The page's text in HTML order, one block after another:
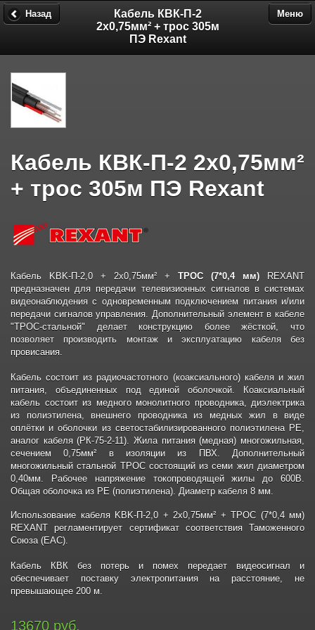
Кабель КВК-П-2
2х0,75мм² + трос 305м
ПЭ Rexant
Назад Меню
Кабель КВК-П-2 2х0,75мм²
+ трос 305м ПЭ Rexant
Кабель KBK-П-2,0 + 2х0,75мм² + ТРОС (7*0,4 мм) REXANT
предназначен для передачи телевизионных сигналов в системах
видеонаблюдения с одновременным подключением питания и/или
передачи сигналов управления. Дополнительный элемент в кабеле
"ТРОС-стальной" делает конструкцию более жёсткой, что
позволяет производить монтаж и эксплуатацию кабеля без
провисания.
Кабель состоит из радиочастотного (коаксиального) кабеля и жил
питания, объединенных под единой оболочкой. Коаксиальный
кабель состоит из медного монолитного проводника, диэлектрика
из полиэтилена, внешнего проводника из медных жил в виде
оплётки и оболочки из светостабилизированного полиэтилена PE,
аналог кабеля (РК-75-2-11). Жила питания (медная) многожильная,
сечением 0,75мм² в изоляции из ПВХ. Дополнительный
многожильный стальной ТРОС состоящий из семи жил диаметром
0,40мм. Рабочее напряжение токопроводящей жилы до 600В.
Общая оболочка из PE (полиэтилена). Диаметр кабеля 8 мм.
Использование кабеля KBK-П-2,0 + 2х0,75мм² + ТРОС (7*0,4 мм)
REXANT регламентирует сертификат соответствия Таможенного
Союза (EAC).
Кабель КВК без потерь и помех передает видеосигнал и
обеспечивает поставку электропитания на расстояние, не
превышающее 200 м.
13670 руб.